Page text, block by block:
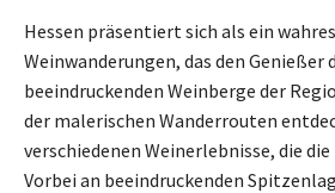
Hessen präsentiert sich als ein
Weinwanderungen, das den Genießer
beeindruckenden Weinberge der
der malerischen Wanderrouten
verschiedenen Weinerlebnisse, die
Vorbei an beeindruckenden